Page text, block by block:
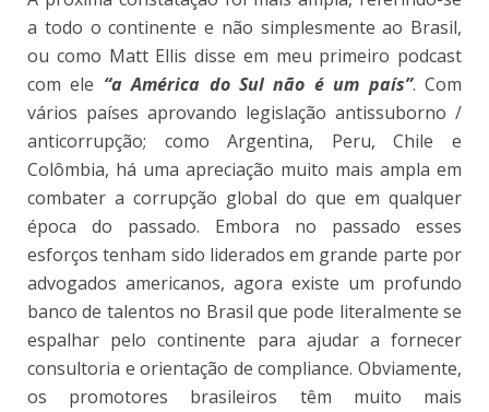
a todo o continente e não simplesmente ao Brasil,
ou como Matt Ellis disse em meu primeiro podcast
com ele “a América do Sul não é um país”. Com
vários países aprovando legislação antissuborno /
anticorrupção; como Argentina, Peru, Chile e
Colômbia, há uma apreciação muito mais ampla em
combater a corrupção global do que em qualquer
época do passado. Embora no passado esses
esforços tenham sido liderados em grande parte por
advogados americanos, agora existe um profundo
banco de talentos no Brasil que pode literalmente se
espalhar pelo continente para ajudar a fornecer
consultoria e orientação de compliance. Obviamente,
os promotores brasileiros têm muito mais